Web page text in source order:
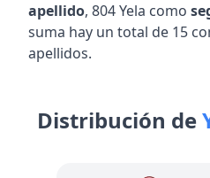
apellido, 804 Yela como
suma hay un total de 15
apellidos.
Distribución de